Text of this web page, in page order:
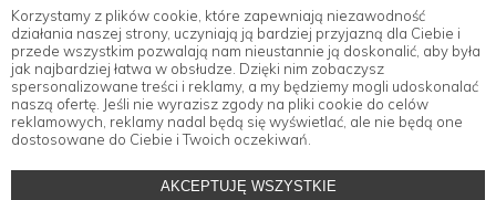
Korzystamy z plików cookie, które zapewniają niezawodność
działania naszej strony, uczyniają ją bardziej przyjazną dla Ciebie i
przede wszystkim pozwalają nam nieustannie ją doskonalić, aby była
jak najbardziej łatwa w obsłudze. Dzięki nim zobaczysz
spersonalizowane treści i reklamy, a my będziemy mogli udoskonalać
naszą ofertę. Jeśli nie wyrazisz zgody na pliki cookie do celów
reklamowych, reklamy nadal będą się wyświetlać, ale nie będą one
dostosowane do Ciebie i Twoich oczekiwań.
AKCEPTUJĘ WSZYSTKIE
Informacje
Akcesoria kuchenne w sklepie internetowym MensaHome.eu